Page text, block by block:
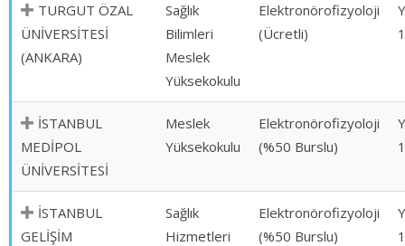
TURGUT ÖZAL
ÜNİVERSİTESİ
(ANKARA)
Sağlık
Bilimleri
Meslek
Yüksekokulu
Elektronörofizyoloji
(Ücretli)
1
İSTANBUL
MEDİPOL
ÜNİVERSİTESİ
Meslek
Yüksekokulu
Elektronörofizyoloji
(%50 Burslu)
1
İSTANBUL
GELİŞİM
Sağlık
Hizmetleri
Elektronörofizyoloji
(%50 Burslu)
1